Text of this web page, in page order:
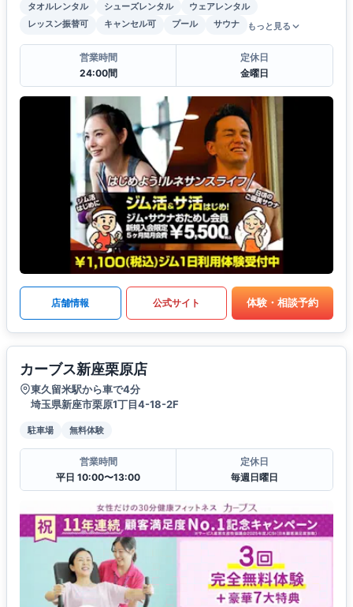
タオルレンタル シューズレンタル
ウェアレンタル
レッスン振替可
キャンセル可 プール サウナ もっと見る
営業時間
24:00間
定休日
金曜日
店舗情報 公式サイト 体験・相談予約
カーブス新座栗原店
東久留米駅から車で4分
埼玉県新座市栗原1丁目4-18-2F
駐車場 無料体験
営業時間
平日 10:00〜13:00
定休日
毎週日曜日